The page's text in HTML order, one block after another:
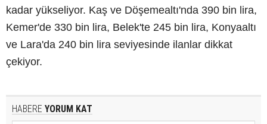
kadar yükseliyor. Kaş ve Döşemealtı'nda 390 bin lira,
Kemer'de 330 bin lira, Belek'te 245 bin lira, Konyaaltı
ve Lara'da 240 bin lira seviyesinde ilanlar dikkat
çekiyor.
HABERE YORUM KAT